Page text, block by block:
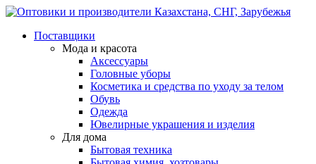
Поставщики
Мода и красота
Аксессуары
Головные уборы
Косметика и средства по уходу за телом
Обувь
Одежда
Ювелирные украшения и изделия
Для дома
Бытовая техника